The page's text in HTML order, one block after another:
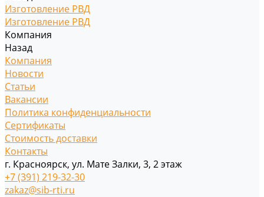
Изготовление РВД
Изготовление РВД
Компания
Назад
Компания
Новости
Статьи
Вакансии
Политика конфиденциальности
Сертификаты
Стоимость доставки
Контакты
г. Красноярск, ул. Мате Залки, 3, 2 этаж
+7 (391) 219-32-30
zakaz@sib-rti.ru